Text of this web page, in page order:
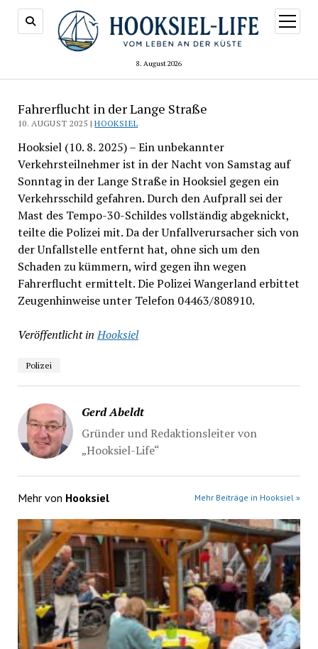
8. August 2026
Menü
öffnen
Fahrerflucht in der Lange Straße
10. AUGUST 2025 |HOOKSIEL
Hooksiel (10. 8. 2025) – Ein unbekannter
Verkehrsteilnehmer ist in der Nacht von Samstag auf
Sonntag in der Lange Straße in Hooksiel gegen ein
Verkehrsschild gefahren. Durch den Aufprall sei der
Mast des Tempo-30-Schildes vollständig abgeknickt,
teilte die Polizei mit. Da der Unfallverursacher sich von
der Unfallstelle entfernt hat, ohne sich um den
Schaden zu kümmern, wird gegen ihn wegen
Fahrerflucht ermittelt. Die Polizei Wangerland erbittet
Zeugenhinweise unter Telefon 04463/808910.
Veröffentlicht in Hooksiel
Polizei
Gerd Abeldt
Gründer und Redaktionsleiter von
„Hooksiel-Life“
Mehr von Hooksiel Mehr Beiträge in Hooksiel »